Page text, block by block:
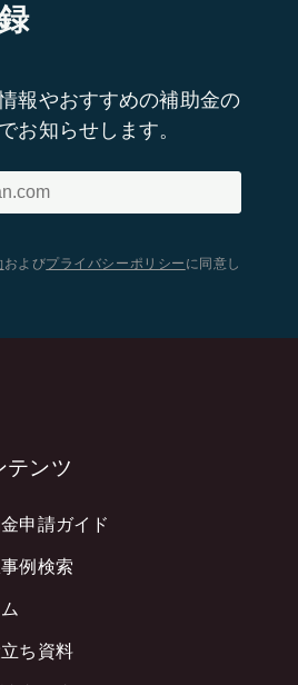
報やおすすめの補助金の
お知らせします。
およびプライバシーポリシー に同意し
テンツ
申請ガイド
例検索
ち資料